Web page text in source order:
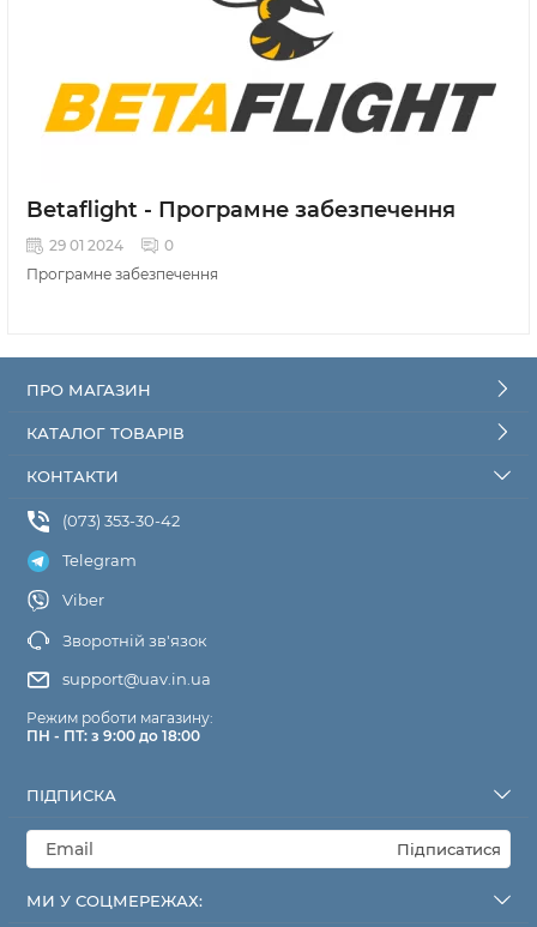
Betaflight - Програмне забезпечення
29 01 2024
0
Програмне забезпечення
ПРО МАГАЗИН
КАТАЛОГ ТОВАРІВ
КОНТАКТИ
(073) 353-30-42
Telegram
Viber
Зворотній зв'язок
support@uav.in.ua
Режим роботи магазину:
ПН - ПТ: з 9:00 до 18:00
ПІДПИСКА
Підписатися
МИ У СОЦМЕРЕЖАХ: